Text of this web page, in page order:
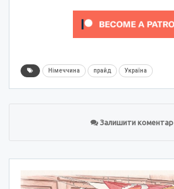
Німеччина прайд Україна
Залишити коментар